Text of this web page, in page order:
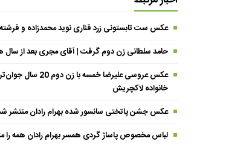
عکس ست تابستونی زرد قناری نوید محمدزاده و فرشته حسینی |
حامد سلطانی زن دوم گرفت | آقای مجری بعد از سال
عکس عروسی
خانواده لاکچریش
عکس جشن پاتختی سانسور شده بهرام رادان منتشر
لباس مخصوص پاساژ گردی همسر بهرام رادان همه را